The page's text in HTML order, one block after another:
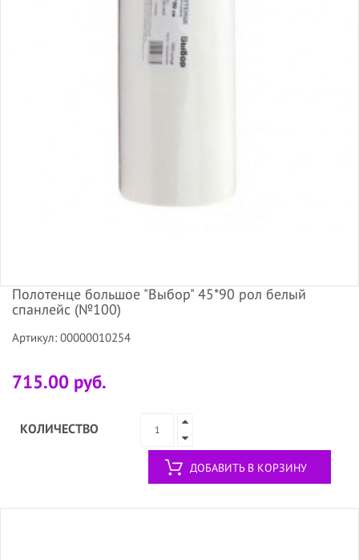
Полотенце большое "Выбор" 45*90 рол белый
спанлейс (№100)
Артикул: 00000010254
715.00 руб.
КОЛИЧЕСТВО
ДОБАВИТЬ В КОРЗИНУ